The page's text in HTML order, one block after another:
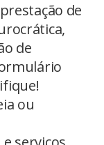
de
de
ou